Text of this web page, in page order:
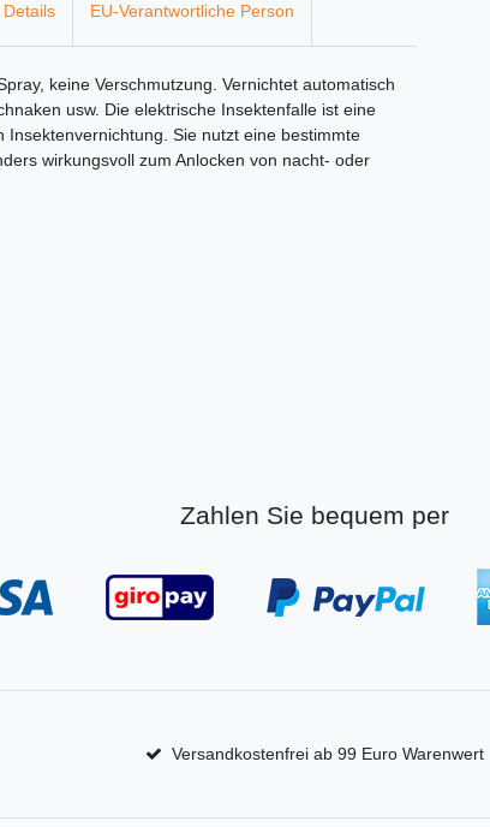
EU-Verantwortliche Person
keine Verschmutzung. Vernichtet automatisch
usw. Die elektrische Insektenfalle ist eine
Sie nutzt eine bestimmte
wirkungsvoll zum Anlocken von nacht- oder
Zahlen Sie bequem per
Versandkostenfrei ab 99 Euro Warenwert